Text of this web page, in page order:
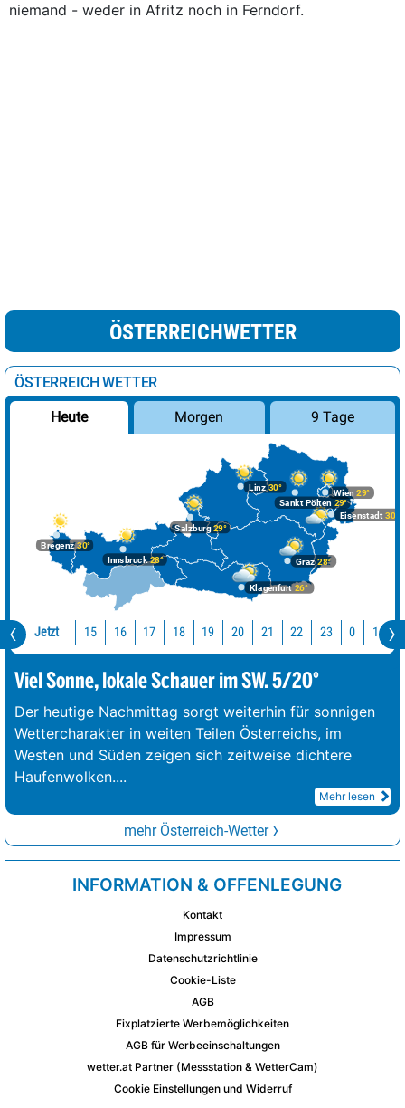
niemand - weder in Afritz noch in Ferndorf.
ÖSTERREICHWETTER
ÖSTERREICH WETTER
Heute Morgen 9 Tage
Bregenz30°
Graz28°
Innsbruck28°
Klagenfurt 26°
Linz30°
Salzburg29°
Wien 29°
Eisenstadt 30°
Sankt Pölten 29°
Jetzt 15 16 17 18 19 20 21 22 23 0 1
Viel Sonne, lokale Schauer im SW. 5/20°
Der heutige Nachmittag sorgt weiterhin für sonnigen
Wettercharakter in weiten Teilen Österreichs, im
Westen und Süden zeigen sich zeitweise dichtere
Haufenwolken....
Mehr lesen
mehr Österreich-Wetter
INFORMATION & OFFENLEGUNG
Kontakt
Impressum
Datenschutzrichtlinie
Cookie-Liste
AGB
Fixplatzierte Werbemöglichkeiten
AGB für Werbeeinschaltungen
wetter.at Partner (Messstation & WetterCam)
Cookie Einstellungen und Widerruf